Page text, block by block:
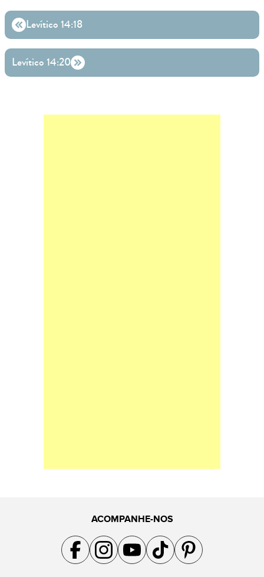
Levítico 14:18
Levítico 14:20
ACOMPANHE-NOS
Acompanhe a gente no Facebook
Acompanhe a gente no Instagram
Acompanhe a gente no YouTube
Acompanhe a gente no TikTok
Acompanhe a gente no